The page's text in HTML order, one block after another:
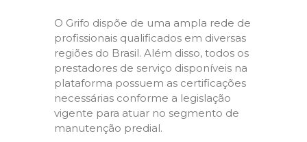
O Grifo dispõe de uma ampla rede de
profissionais qualificados em diversas
regiões do Brasil. Além disso, todos os
prestadores de serviço disponíveis na
plataforma possuem as certificações
necessárias conforme a legislação
vigente para atuar no segmento de
manutenção predial.